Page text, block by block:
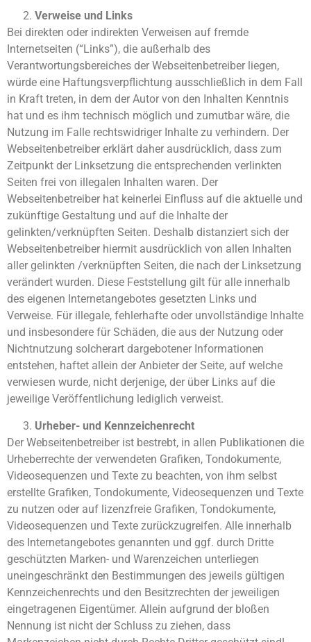
Verweise und Links
Bei direkten oder indirekten Verweisen auf fremde
Internetseiten (“Links”), die außerhalb des
Verantwortungsbereiches der Webseitenbetreiber liegen,
würde eine Haftungsverpflichtung ausschließlich in dem Fall
in Kraft treten, in dem der Autor von den Inhalten Kenntnis
hat und es ihm technisch möglich und zumutbar wäre, die
Nutzung im Falle rechtswidriger Inhalte zu verhindern. Der
Webseitenbetreiber erklärt daher ausdrücklich, dass zum
Zeitpunkt der Linksetzung die entsprechenden verlinkten
Seiten frei von illegalen Inhalten waren. Der
Webseitenbetreiber hat keinerlei Einfluss auf die aktuelle und
zukünftige Gestaltung und auf die Inhalte der
gelinkten/verknüpften Seiten. Deshalb distanziert sich der
Webseitenbetreiber hiermit ausdrücklich von allen Inhalten
aller gelinkten /verknüpften Seiten, die nach der Linksetzung
verändert wurden. Diese Feststellung gilt für alle innerhalb
des eigenen Internetangebotes gesetzten Links und
Verweise. Für illegale, fehlerhafte oder unvollständige Inhalte
und insbesondere für Schäden, die aus der Nutzung oder
Nichtnutzung solcherart dargebotener Informationen
entstehen, haftet allein der Anbieter der Seite, auf welche
verwiesen wurde, nicht derjenige, der über Links auf die
jeweilige Veröffentlichung lediglich verweist.
Urheber- und Kennzeichenrecht
Der Webseitenbetreiber ist bestrebt, in allen Publikationen die
Urheberrechte der verwendeten Grafiken, Tondokumente,
Videosequenzen und Texte zu beachten, von ihm selbst
erstellte Grafiken, Tondokumente, Videosequenzen und Texte
zu nutzen oder auf lizenzfreie Grafiken, Tondokumente,
Videosequenzen und Texte zurückzugreifen. Alle innerhalb
des Internetangebotes genannten und ggf. durch Dritte
geschützten Marken- und Warenzeichen unterliegen
uneingeschränkt den Bestimmungen des jeweils gültigen
Kennzeichenrechts und den Besitzrechten der jeweiligen
eingetragenen Eigentümer. Allein aufgrund der bloßen
Nennung ist nicht der Schluss zu ziehen, dass